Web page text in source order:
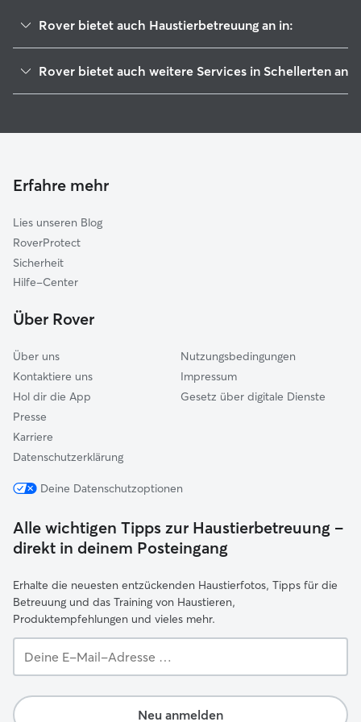
Rover bietet auch Haustierbetreuung an in:
Ilsede
Holle
Giesen
Lengede
Baddeckenstedt
Diekholzen
Rover bietet auch weitere Services in Schellerten an
Gassi-Service in Schellerten
Erfahre mehr
Lies unseren Blog
RoverProtect
Sicherheit
Hilfe-Center
Über Rover
Über uns
Kontaktiere uns
Hol dir die App
Presse
Karriere
Datenschutzerklärung
Nutzungsbedingungen
Impressum
Gesetz über digitale Dienste
Deine Datenschutzoptionen
Alle wichtigen Tipps zur Haustierbetreuung –
direkt in deinem Posteingang
Erhalte die neuesten entzückenden Haustierfotos, Tipps für die
Betreuung und das Training von Haustieren,
Produktempfehlungen und vieles mehr.
E-
Adresse …
Neu anmelden